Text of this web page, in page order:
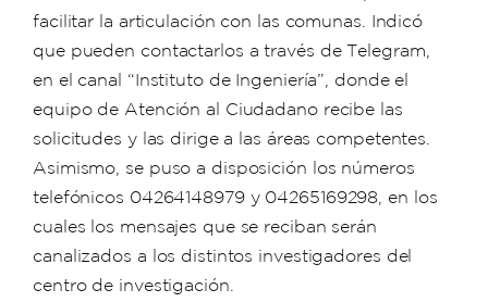
facilitar la articulación con las comunas. Indicó
que pueden contactarlos a través de Telegram,
en el canal “Instituto de Ingeniería”, donde el
equipo de Atención al Ciudadano recibe las
solicitudes y las dirige a las áreas competentes.
Asimismo, se puso a disposición los números
telefónicos 04264148979 y 04265169298, en los
cuales los mensajes que se reciban serán
canalizados a los distintos investigadores del
centro de investigación.